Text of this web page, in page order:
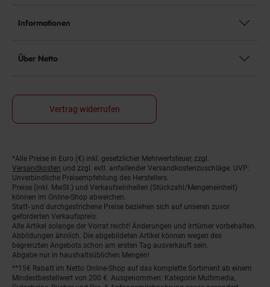
Informationen
Über Netto
Vertrag widerrufen
Fußnoten
*Alle Preise in Euro (€) inkl. gesetzlicher Mehrwertsteuer, zzgl.
Versandkosten und zzgl. evtl. anfallender Versandkostenzuschläge. UVP:
Unverbindliche Preisempfehlung des Herstellers.
Preise (inkl. MwSt.) und Verkaufseinheiten (Stückzahl/Mengeneinheit)
können im Online-Shop abweichen.
Statt- und durchgestrichene Preise beziehen sich auf unseren zuvor
geforderten Verkaufspreis.
Alle Artikel solange der Vorrat reicht! Änderungen und Irrtümer vorbehalten.
Abbildungen ähnlich. Die abgebildeten Artikel können wegen des
begrenzten Angebots schon am ersten Tag ausverkauft sein.
Abgabe nur in haushaltsüblichen Mengen!
**15€ Rabatt im Netto Online-Shop auf das komplette Sortiment ab einem
Mindestbestellwert von 200 €. Ausgenommen: Kategorie Multimedia,